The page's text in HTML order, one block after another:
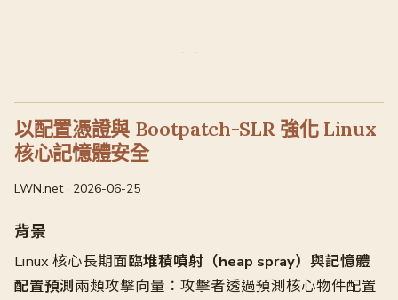
以配置憑證與 Bootpatch-SLR 強化 Linux
核心記憶體安全
LWN.net · 2026-06-25
背景
Linux 核心長期面臨堆積噴射（heap spray）與記憶體
配置預測兩類攻擊向量：攻擊者透過預測核心物件配置